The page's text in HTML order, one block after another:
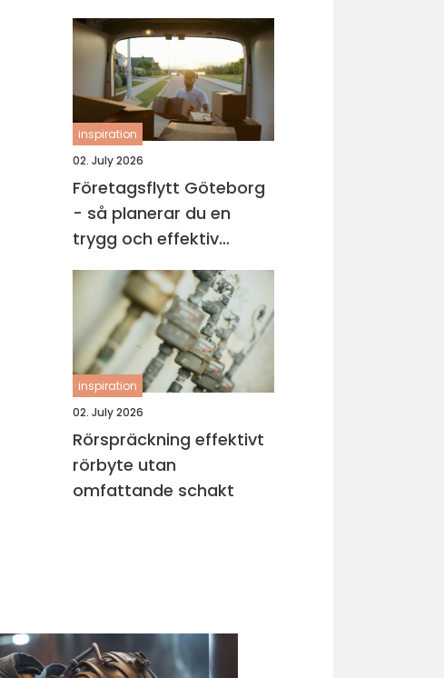
evenemang
inspiration
02. July 2026
Företagsflytt Göteborg
- så planerar du en
trygg och effektiv
kontorsflytt
inspiration
02. July 2026
Rörspräckning effektivt
rörbyte utan
omfattande schakt